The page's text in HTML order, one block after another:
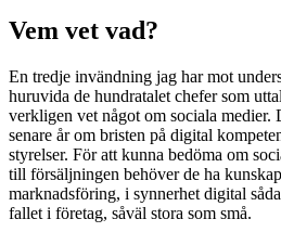
Vem vet vad?
En tredje invändning jag har mot
huruvida de hundratalet chefer som
verkligen vet något om sociala medier.
senare år om bristen på digital
styrelser. För att kunna bedöma om
till försäljningen behöver de ha
marknadsföring, i synnerhet digital
fallet i företag, såväl stora som små.